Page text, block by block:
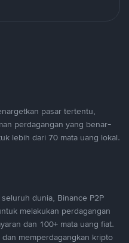
pasar tertentu,
perdagangan yang benar-
lebih dari 70 mata uang lokal.
dunia, Binance P2P
melakukan perdagangan
dan 100+ mata uang fiat.
memperdagangkan kripto